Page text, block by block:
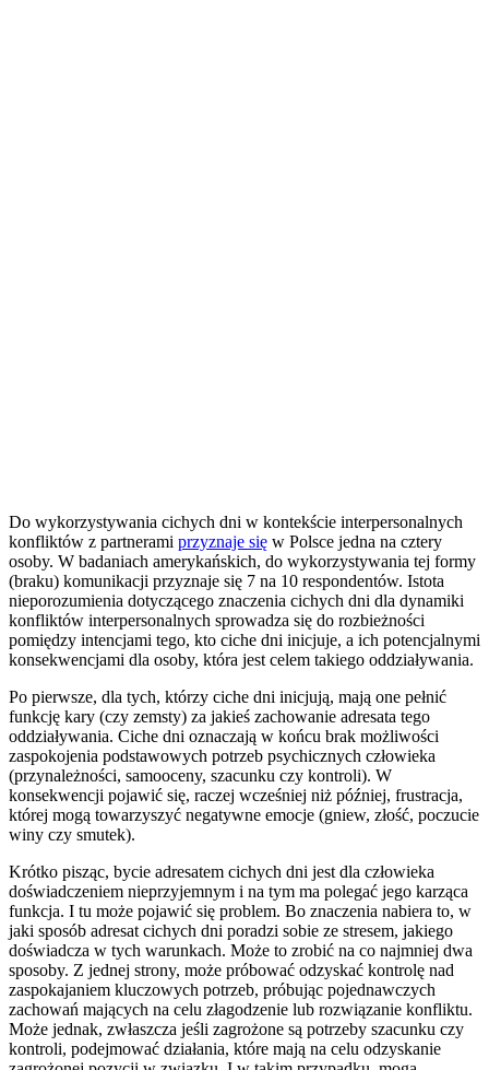
Do wykorzystywania cichych dni w kontekście interpersonalnych
konfliktów z partnerami przyznaje się w Polsce jedna na cztery
osoby. W badaniach amerykańskich, do wykorzystywania tej formy
(braku) komunikacji przyznaje się 7 na 10 respondentów. Istota
nieporozumienia dotyczącego znaczenia cichych dni dla dynamiki
konfliktów interpersonalnych sprowadza się do rozbieżności
pomiędzy intencjami tego, kto ciche dni inicjuje, a ich potencjalnymi
konsekwencjami dla osoby, która jest celem takiego oddziaływania.
Po pierwsze, dla tych, którzy ciche dni inicjują, mają one pełnić
funkcję kary (czy zemsty) za jakieś zachowanie adresata tego
oddziaływania. Ciche dni oznaczają w końcu brak możliwości
zaspokojenia podstawowych potrzeb psychicznych człowieka
(przynależności, samooceny, szacunku czy kontroli). W
konsekwencji pojawić się, raczej wcześniej niż później, frustracja,
której mogą towarzyszyć negatywne emocje (gniew, złość, poczucie
winy czy smutek).
Krótko pisząc, bycie adresatem cichych dni jest dla człowieka
doświadczeniem nieprzyjemnym i na tym ma polegać jego karząca
funkcja. I tu może pojawić się problem. Bo znaczenia nabiera to, w
jaki sposób adresat cichych dni poradzi sobie ze stresem, jakiego
doświadcza w tych warunkach. Może to zrobić na co najmniej dwa
sposoby. Z jednej strony, może próbować odzyskać kontrolę nad
zaspokajaniem kluczowych potrzeb, próbując pojednawczych
zachowań mających na celu złagodzenie lub rozwiązanie konfliktu.
Może jednak, zwłaszcza jeśli zagrożone są potrzeby szacunku czy
kontroli, podejmować działania, które mają na celu odzyskanie